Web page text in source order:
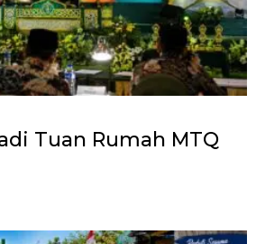
Tuan Rumah MTQ